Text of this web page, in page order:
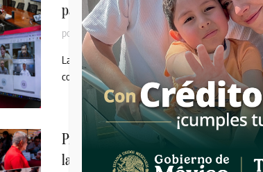
para fortalecer el servicio eléctrico en
por MEXICO COMUNICA 2026-08-05
La presidenta municipal, Rocío Adame Muñoz,
con autoridades estatales y directivos de la CFE ...
Presidenta Rocío Adame encabeza
las Causas” para las familias